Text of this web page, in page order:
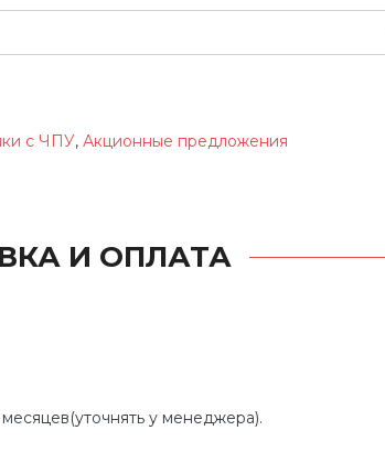
с ЧПУ, Акционные предложения
И ОПЛАТА
у менеджера).